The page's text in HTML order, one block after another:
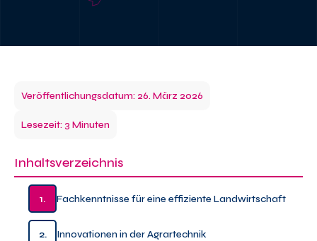
Veröffentlichungsdatum: 26. März 2026
Lesezeit: 3 Minuten
Inhaltsverzeichnis
1. Fachkenntnisse für eine effiziente Landwirtschaft
2. Innovationen in der Agrartechnik